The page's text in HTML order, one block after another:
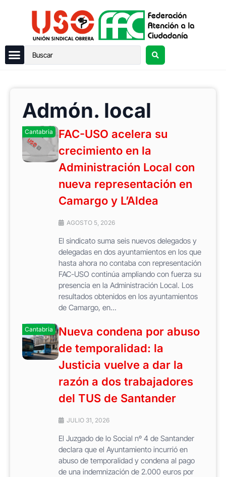
Admón. local
Cantabria
FAC-USO acelera su
crecimiento en la
Administración Local con
nueva representación en
Camargo y L’Aldea
AGOSTO 5, 2026
El sindicato suma seis nuevos delegados y
delegadas en dos ayuntamientos en los que
hasta ahora no contaba con representación
FAC-USO continúa ampliando con fuerza su
presencia en la Administración Local. Los
resultados obtenidos en los ayuntamientos
de Camargo, en...
Cantabria
Nueva condena por abuso
de temporalidad: la
Justicia vuelve a dar la
razón a dos trabajadores
del TUS de Santander
JULIO 31, 2026
El Juzgado de lo Social nº 4 de Santander
declara que el Ayuntamiento incurrió en
abuso de temporalidad y condena al pago
de una indemnización de 2.000 euros por